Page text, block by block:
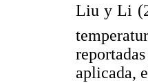
Liu y Li
aplicada,